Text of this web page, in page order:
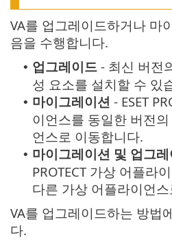
VA를 업그레이드하거나 마
음을 수행합니다.
• 업그레이드 - 최신 버전
성 요소를 설치할 수 있
• 마이그레이션 - ESET
이언스를 동일한 버전
언스로 이동합니다.
• 마이그레이션 및 업그
PROTECT 가상 어플라
다른 가상 어플라이언
VA를 업그레이드하는 방법
다.